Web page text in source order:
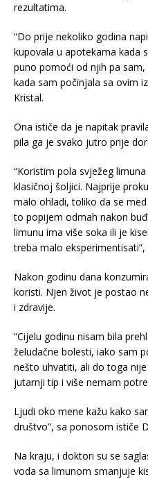
rezultatima.
“Do prije nekoliko godina
kupovala u apotekama kada
puno pomoći od njih pa
kada sam počinjala sa ovim
Kristal.
Ona ističe da je napitak
pila ga je svako jutro prije
“Koristim pola svježeg
klasičnoj šoljici. Najprije
malo ohladi, toliko da se
to popijem odmah nakon
limunu ima više soka ili je
treba malo
Nakon godinu dana
koristi. Njen život je postao
i zdravije.
“Cijelu godinu nisam bila
želudačne bolesti, iako sam
nešto uhvatiti, ali do toga
jutarnji tip i više nemam
Ljudi oko mene kažu kako
društvo”, sa ponosom ističe
Na kraju, i doktori su se
voda sa limunom smanjuje